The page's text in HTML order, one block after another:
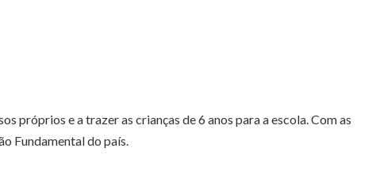
e a trazer as crianças de 6 anos para a escola. Com as
Fundamental do país.